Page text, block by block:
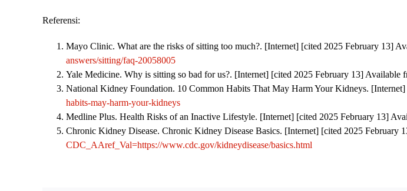
Referensi:
Mayo Clinic. What are the risks of sitting too much?. [Internet] [cited 2025 February 13]
answers/sitting/faq-20058005
Yale Medicine. Why is sitting so bad for us?. [Internet] [cited 2025 February 13] Available
National Kidney Foundation. 10 Common Habits That May Harm Your Kidneys.
habits-may-harm-your-kidneys
Medline Plus. Health Risks of an Inactive Lifestyle. [Internet] [cited 2025 February 13]
Chronic Kidney Disease. Chronic Kidney Disease Basics. [Internet] [cited 2025 February
CDC_AAref_Val=https://www.cdc.gov/kidneydisease/basics.html